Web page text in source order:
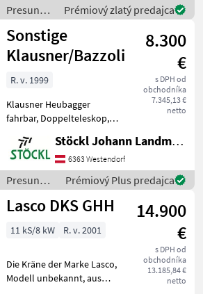
Zustand, Verfügbar ab ca.
August/Sept
Presun
materiálu
/ Stepa
Prémiový zlatý predajca
Sonstige
Klausner/Bazzoli
8.300
€
s DPH od
obchodníka
7.345,13 €
netto
R. v. 1999
Klausner Heubagger
fahrbar, Doppelteleskop,
Zapfwellenantrieb,
teilweise
reparaturbedürftig, wie
steht (A) Presun materiálu
Zdvíhače a nakladače
Stöckl Johann Landmaschinen GesmbH & Co KG
6363 Westendorf
Presun
materiálu
/ Sonstige
Prémiový Plus predajca
Lasco DKS GHH
14.900
€
s DPH od
obchodníka
13.185,84 €
netto
11 kS/8 kW R. v. 2001
Die Kräne der Marke Lasco,
Modell unbekannt, aus